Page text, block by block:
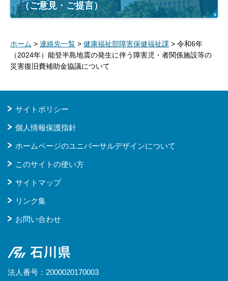
（ご意見・ご提言）
ホーム > 連絡先一覧 > 健康福祉部障害保健福祉課 > 令和6年
（2024年）能登半島地震の発生に伴う障害児・者関係施設等の
災害復旧費補助金協議について
サイトポリシー
個人情報保護指針
ホームページのユニバーサルデザインについて
このサイトの使い方
サイトマップ
リンク集
お問い合わせ
石川県
法人番号：2000020170003